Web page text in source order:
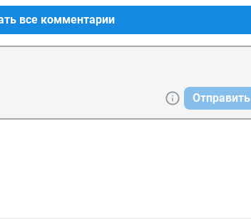
все комментарии
Отправить